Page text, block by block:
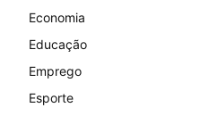
Economia
Educação
Emprego
Esporte